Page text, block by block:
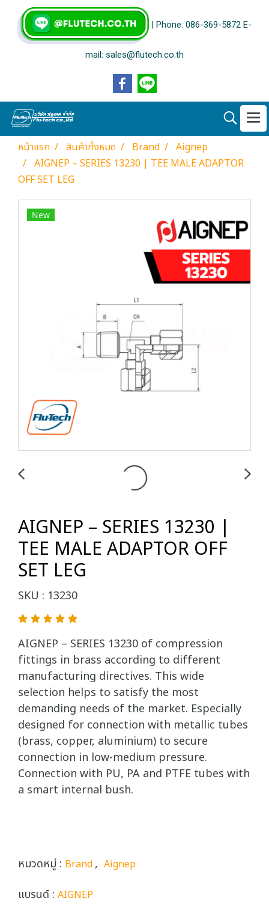
| Phone: 086-369-5872 E-
mail: sales@flutech.co.th
หน้าแรก สินค้าทั้งหมด Brand
Aignep
AIGNEP – SERIES 13230 | TEE MALE ADAPTOR
OFF SET LEG
New
AIGNEP – SERIES 13230 |
TEE MALE ADAPTOR OFF
SET LEG
SKU : 13230
AIGNEP – SERIES 13230 of compression
fittings in brass according to different
manufacturing directives. This wide
selection helps to satisfy the most
demanding needs of the market. Especially
designed for connection with metallic tubes
(brass, copper, aluminium) to secure
connection in low-medium pressure.
Connection with PU, PA and PTFE tubes with
a smart internal bush.
หมวดหมู่ : Brand, Aignep
แบรนด์ : AIGNEP